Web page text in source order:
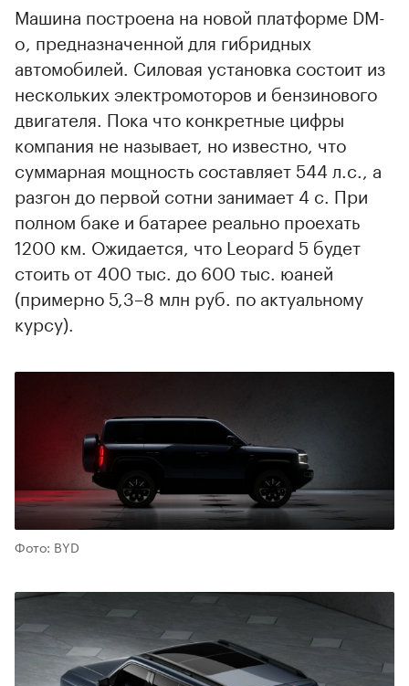
Машина построена на новой платформе DM-
o, предназначенной для гибридных
автомобилей. Силовая установка состоит из
нескольких электромоторов и бензинового
двигателя. Пока что конкретные цифры
компания не называет, но известно, что
суммарная мощность составляет 544 л.с., а
разгон до первой сотни занимает 4 с. При
полном баке и батарее реально проехать
1200 км. Ожидается, что Leopard 5 будет
стоить от 400 тыс. до 600 тыс. юаней
(примерно 5,3–8 млн руб. по актуальному
курсу).
Фото: BYD